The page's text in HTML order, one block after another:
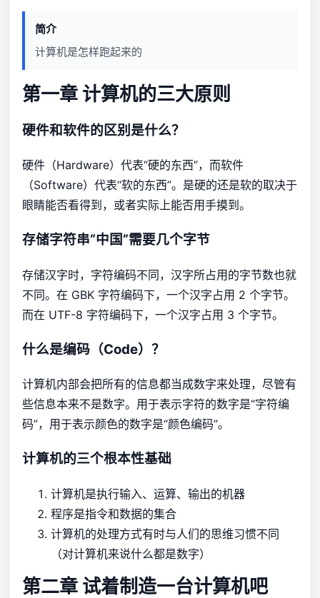
简介
计算机是怎样跑起来的
第一章 计算机的三大原则
硬件和软件的区别是什么？
硬件（Hardware）代表“硬的东西”，而软件
（Software）代表“软的东西”。是硬的还是软的取决于
眼睛能否看得到，或者实际上能否用手摸到。
存储字符串“中国”需要几个字节
存储汉字时，字符编码不同，汉字所占用的字节数也就
不同。在 GBK 字符编码下，一个汉字占用 2 个字节。
而在 UTF-8 字符编码下，一个汉字占用 3 个字节。
什么是编码（Code）？
计算机内部会把所有的信息都当成数字来处理，尽管有
些信息本来不是数字。用于表示字符的数字是“字符编
码”，用于表示颜色的数字是“颜色编码”。
计算机的三个根本性基础
计算机是执行输入、运算、输出的机器
程序是指令和数据的集合
计算机的处理方式有时与人们的思维习惯不同
（对计算机来说什么都是数字）
第二章 试着制造一台计算机吧